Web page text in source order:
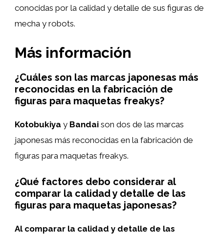
conocidas por la calidad y detalle de sus figuras de
mecha y robots.
Más información
¿Cuáles son las marcas japonesas más
reconocidas en la fabricación de
figuras para maquetas freakys?
Kotobukiya y Bandai son dos de las marcas
japonesas más reconocidas en la fabricación de
figuras para maquetas freakys.
¿Qué factores debo considerar al
comparar la calidad y detalle de las
figuras para maquetas japonesas?
Al comparar la calidad y detalle de las